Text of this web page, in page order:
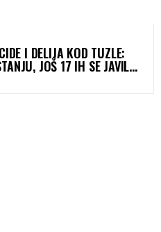
I DELIJA KOD TUZLE:
JOŠ 17 IH SE JAVILO